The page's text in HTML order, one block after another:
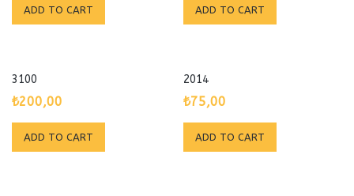
ADD TO CART ADD TO CART
3100
₺200,00
ADD TO CART
2014
₺75,00
ADD TO CART